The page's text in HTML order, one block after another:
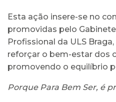
Esta ação insere-se no
promovidas pelo
Profissional da ULS
reforçar o bem-estar dos
promovendo o equilíbrio
Porque Para Bem Ser, é